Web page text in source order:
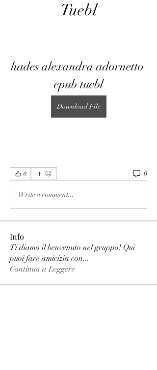
Tuebl
hades alexandra adornetto
epub tuebl
Download File
0 0
Write a comment...
Info
Ti diamo il benvenuto nel gruppo! Qui
puoi fare amicizia con...
Continua a Leggere